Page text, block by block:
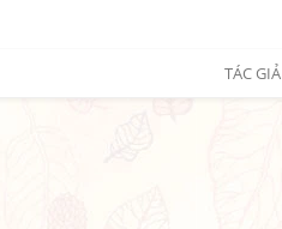
TÁC GIẢ